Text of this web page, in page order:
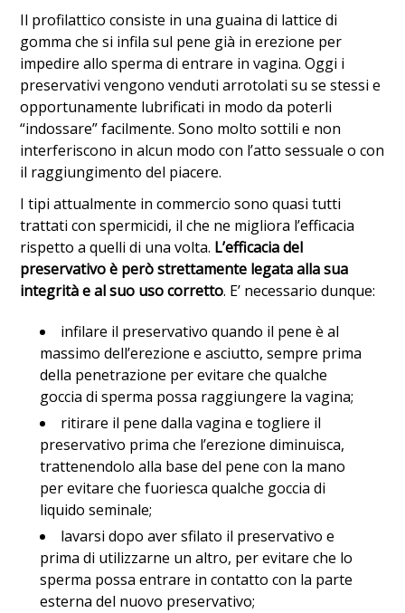
Il profilattico consiste in una guaina di lattice di
gomma che si infila sul pene già in erezione per
impedire allo sperma di entrare in vagina. Oggi i
preservativi vengono venduti arrotolati su se stessi e
opportunamente lubrificati in modo da poterli
“indossare” facilmente. Sono molto sottili e non
interferiscono in alcun modo con l’atto sessuale o con
il raggiungimento del piacere.
I tipi attualmente in commercio sono quasi tutti
trattati con spermicidi, il che ne migliora l’efficacia
rispetto a quelli di una volta. L’efficacia del
preservativo è però strettamente legata alla sua
integrità e al suo uso corretto. E’ necessario dunque:
infilare il preservativo quando il pene è al
massimo dell’erezione e asciutto, sempre prima
della penetrazione per evitare che qualche
goccia di sperma possa raggiungere la vagina;
ritirare il pene dalla vagina e togliere il
preservativo prima che l’erezione diminuisca,
trattenendolo alla base del pene con la mano
per evitare che fuoriesca qualche goccia di
liquido seminale;
lavarsi dopo aver sfilato il preservativo e
prima di utilizzarne un altro, per evitare che lo
sperma possa entrare in contatto con la parte
esterna del nuovo preservativo;